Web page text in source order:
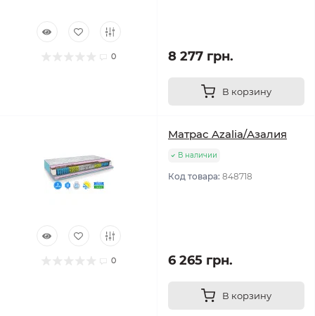
0 8 277 грн.
В корзину
0
Матрас Azalia/Азалия
В наличии
Код товара: 848718
6 265 грн.
В корзину